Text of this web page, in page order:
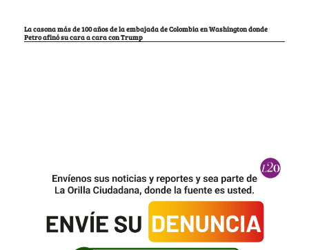
La casona más de 100 años de la embajada de Colombia en Washington donde
Petro afinó su cara a cara con Trump